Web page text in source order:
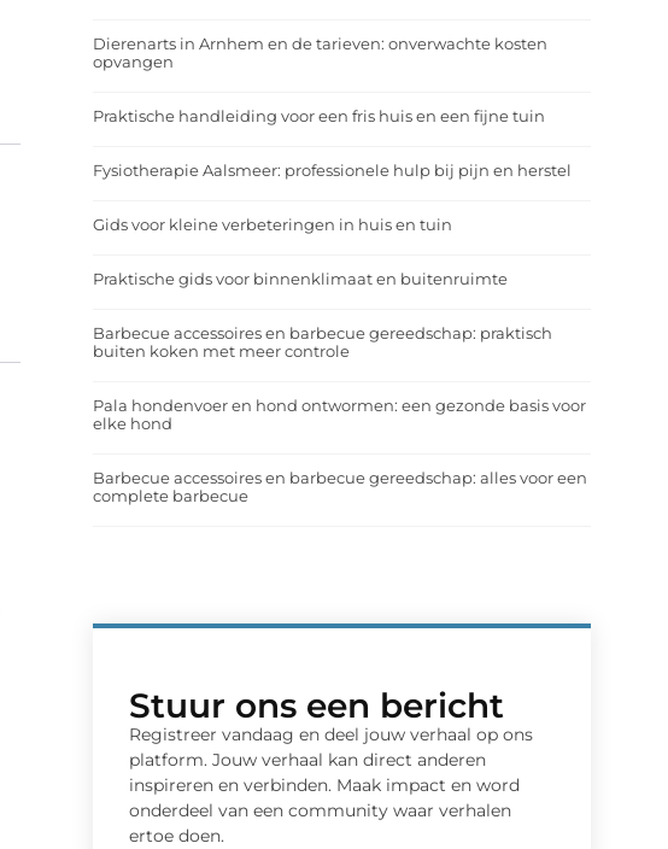
Dierenarts in Arnhem en de tarieven: onverwachte kosten
opvangen
Praktische handleiding voor een fris huis en een fijne tuin
Fysiotherapie Aalsmeer: professionele hulp bij pijn en herstel
Gids voor kleine verbeteringen in huis en tuin
Praktische gids voor binnenklimaat en buitenruimte
Barbecue accessoires en barbecue gereedschap: praktisch
buiten koken met meer controle
Pala hondenvoer en hond ontwormen: een gezonde basis voor
elke hond
Barbecue accessoires en barbecue gereedschap: alles voor een
complete barbecue
Stuur ons een bericht
Registreer vandaag en deel jouw verhaal op ons
platform. Jouw verhaal kan direct anderen
inspireren en verbinden. Maak impact en word
onderdeel van een community waar verhalen
ertoe doen.